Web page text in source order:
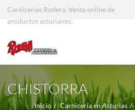
Carnicerias Rodera. Venta online de
productos asturianos.
CHISTORRA
Inicio Carnicería en Asturias